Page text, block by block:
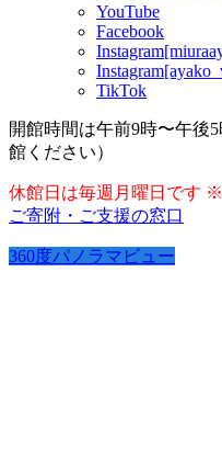
YouTube
Facebook
TikTok
開館時間は午前9時〜午後
館ください）
休館日は毎週月曜日です
ご寄附・ご支援の窓口
360度パノラマビュー